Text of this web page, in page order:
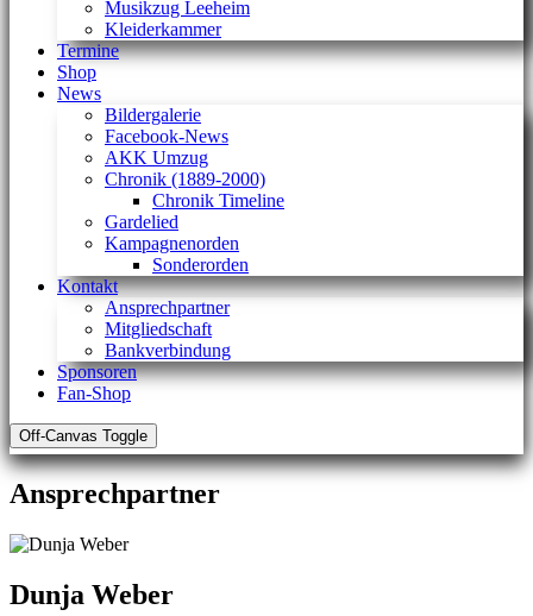
Musikzug Leeheim
Kleiderkammer
Termine
Shop
News
Bildergalerie
Facebook-News
AKK Umzug
Chronik (1889-2000)
Chronik Timeline
Gardelied
Kampagnenorden
Sonderorden
Kontakt
Ansprechpartner
Mitgliedschaft
Bankverbindung
Sponsoren
Fan-Shop
Off-Canvas Toggle
Ansprechpartner
Dunja Weber